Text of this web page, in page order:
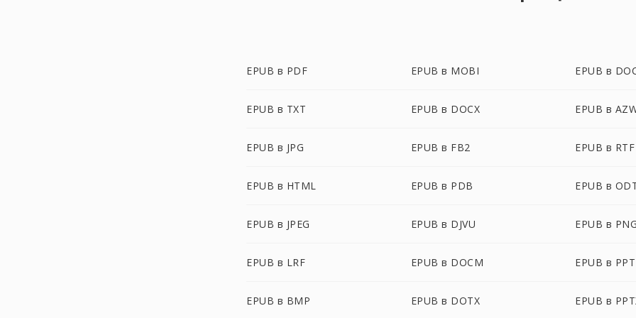
EPUB в PDF EPUB в MOBI EPUB в
EPUB в TXT EPUB в DOCX EPUB в
EPUB в JPG EPUB в FB2 EPUB в RTF
EPUB в HTML EPUB в PDB EPUB в
EPUB в JPEG EPUB в DJVU EPUB в PNG
EPUB в LRF EPUB в DOCM EPUB в PPT
EPUB в BMP EPUB в DOTX EPUB в